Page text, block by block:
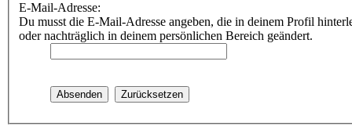
E-Mail-Adresse:
Du musst die E-Mail-Adresse angeben, die in deinem Profil
oder nachträglich in deinem persönlichen Bereich geändert.